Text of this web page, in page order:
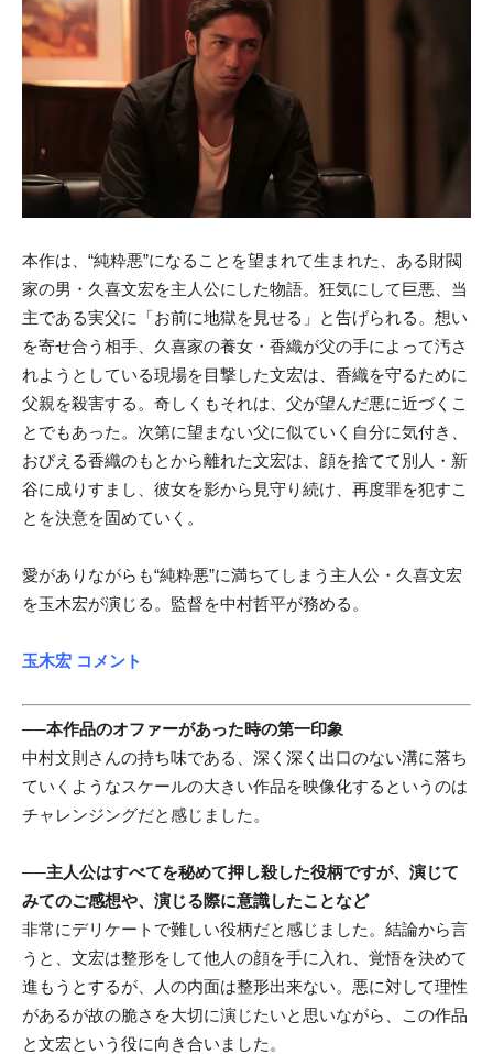
本作は、“純粋悪”になることを望まれて生まれた、ある財閥
家の男・久喜文宏を主人公にした物語。狂気にして巨悪、当
主である実父に「お前に地獄を見せる」と告げられる。想い
を寄せ合う相⼿、久喜家の養女・香織が父の手によって汚さ
れようとしている現場を目撃した文宏は、⾹織を守るために
父親を殺害する。奇しくもそれは、父が望んだ悪に近づくこ
とでもあった。次第に望まない父に似ていく自分に気付き、
おびえる香織のもとから離れた文宏は、顔を捨てて別⼈・新
⾕に成りすまし、彼⼥を影から見守り続け、再度罪を犯すこ
とを決意を固めていく。
愛がありながらも“純粋悪”に満ちてしまう主人公・久喜文宏
を玉木宏が演じる。監督を中村哲平が務める。
玉木宏 コメント
──本作品のオファーがあった時の第一印象
中村文則さんの持ち味である、深く深く出口のない溝に落ち
ていくようなスケールの大きい作品を映像化するというのは
チャレンジングだと感じました。
──主人公はすべてを秘めて押し殺した役柄ですが、演じて
みてのご感想や、演じる際に意識したことなど
非常にデリケートで難しい役柄だと感じました。結論から言
うと、文宏は整形をして他人の顔を手に入れ、覚悟を決めて
進もうとするが、人の内面は整形出来ない。悪に対して理性
があるが故の脆さを大切に演じたいと思いながら、この作品
と文宏という役に向き合いました。